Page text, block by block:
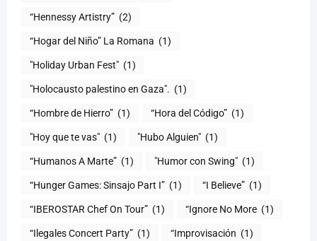
“Hennessy Artistry” (2)
“Hogar del Niño” La Romana (1)
(1)
"Holocausto palestino en Gaza". (1)
“Hombre de Hierro” (1) (1)
"Hoy que te vas" (1) "Hubo Alguien" (1)
“Humanos A Marte” (1) "Humor con Swing" (1)
(1) “I Believe” (1)
“IBEROSTAR Chef On Tour” (1) “Ignore No More (1)
“Ilegales Concert Party” (1) “Improvisación (1)